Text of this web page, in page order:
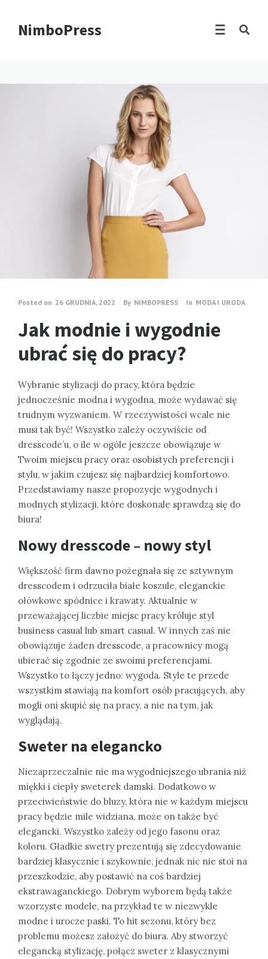
NimboPress
Posted on 26 GRUDNIA, 2022 By NIMBOPRESS In MODA I URODA
Jak modnie i wygodnie
ubrać się do pracy?
Wybranie stylizacji do pracy, która będzie
jednocześnie modna i wygodna, może wydawać się
trudnym wyzwaniem. W rzeczywistości wcale nie
musi tak być! Wszystko zależy oczywiście od
dresscode’u, o ile w ogóle jeszcze obowiązuje w
Twoim miejscu pracy oraz osobistych preferencji i
stylu, w jakim czujesz się najbardziej komfortowo.
Przedstawiamy nasze propozycje wygodnych i
modnych stylizacji, które doskonale sprawdzą się do
biura!
Nowy dresscode – nowy styl
Większość firm dawno pożegnała się ze sztywnym
dresscodem i odrzuciła białe koszule, eleganckie
ołówkowe spódnice i krawaty. Aktualnie w
przeważającej liczbie miejsc pracy króluje styl
business casual lub smart casual. W innych zaś nie
obowiązuje żaden dresscode, a pracownicy mogą
ubierać się zgodnie ze swoimi preferencjami.
Wszystko to łączy jedno: wygoda. Style te przede
wszystkim stawiają na komfort osób pracujących, aby
mogli oni skupić się na pracy, a nie na tym, jak
wyglądają.
Sweter na elegancko
Niezaprzeczalnie nie ma wygodniejszego ubrania niż
miękki i ciepły sweterek damski. Dodatkowo w
przeciwieństwie do bluzy, która nie w każdym miejscu
pracy będzie mile widziana, może on także być
elegancki. Wszystko zależy od jego fasonu oraz
koloru. Gładkie swetry prezentują się zdecydowanie
bardziej klasycznie i szykownie, jednak nic nie stoi na
przeszkodzie, aby postawić na coś bardziej
ekstrawaganckiego. Dobrym wyborem będą także
wzorzyste modele, na przykład te w niezwykle
modne i urocze paski. To hit sezonu, który bez
problemu możesz założyć do biura. Aby stworzyć
elegancką stylizację, połącz sweter z klasycznymi